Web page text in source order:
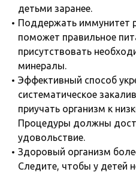
детьми заранее.
Поддержать иммунитет
поможет правильное
присутствовать
минералы.
Эффективный способ
систематическое
приучать организм к
Процедуры должны
удовольствие.
Здоровый организм
Следите, чтобы у детей